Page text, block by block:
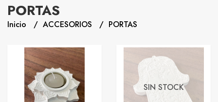
PORTAS
Inicio ACCESORIOS PORTAS
SIN STOCK